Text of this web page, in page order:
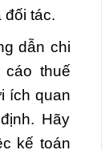
đối tác.
dẫn chi
thuế
ích quan
Hãy
kế toán